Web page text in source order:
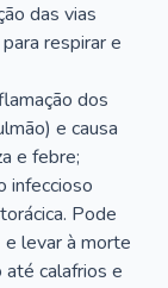
das vias
respirar e
dos
e causa
e febre;
infeccioso
Pode
e levar à morte
até calafrios e